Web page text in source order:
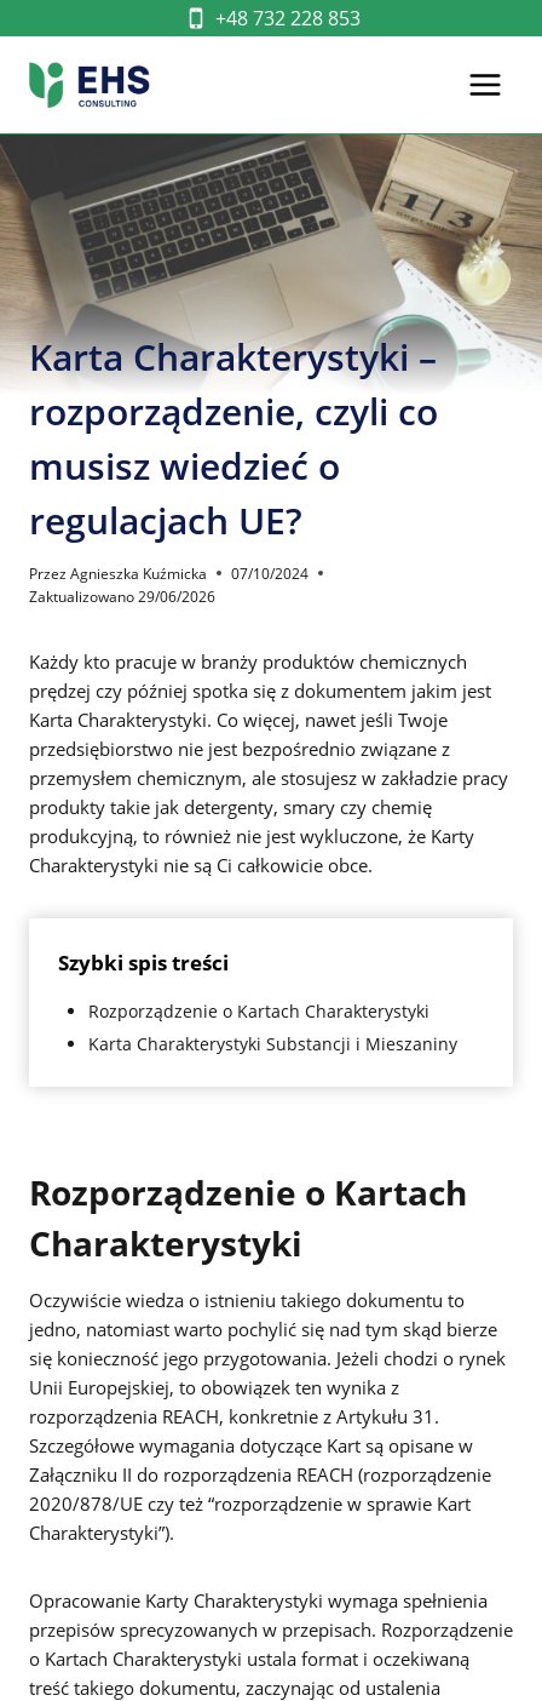
do
treści
+48 732 228 853
Karta Charakterystyki –
rozporządzenie, czyli co
musisz wiedzieć o
regulacjach UE?
PrzezAgnieszka Kuźmicka
07/10/2024
Zaktualizowano29/06/2026
Każdy kto pracuje w branży produktów chemicznych
prędzej czy później spotka się z dokumentem jakim jest
Karta Charakterystyki. Co więcej, nawet jeśli Twoje
przedsiębiorstwo nie jest bezpośrednio związane z
przemysłem chemicznym, ale stosujesz w zakładzie pracy
produkty takie jak detergenty, smary czy chemię
produkcyjną, to również nie jest wykluczone, że Karty
Charakterystyki nie są Ci całkowicie obce.
Szybki spis treści
Rozporządzenie o Kartach Charakterystyki
Karta Charakterystyki Substancji i Mieszaniny
Rozporządzenie o Kartach
Charakterystyki
Oczywiście wiedza o istnieniu takiego dokumentu to
jedno, natomiast warto pochylić się nad tym skąd bierze
się konieczność jego przygotowania. Jeżeli chodzi o rynek
Unii Europejskiej, to obowiązek ten wynika z
rozporządzenia REACH, konkretnie z Artykułu 31.
Szczegółowe wymagania dotyczące Kart są opisane w
Załączniku II do rozporządzenia REACH (rozporządzenie
2020/878/UE czy też “rozporządzenie w sprawie Kart
Charakterystyki”).
Opracowanie Karty Charakterystyki wymaga spełnienia
przepisów sprecyzowanych w przepisach. Rozporządzenie
o Kartach Charakterystyki ustala format i oczekiwaną
treść takiego dokumentu, zaczynając od ustalenia